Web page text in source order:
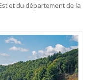
et du département de la